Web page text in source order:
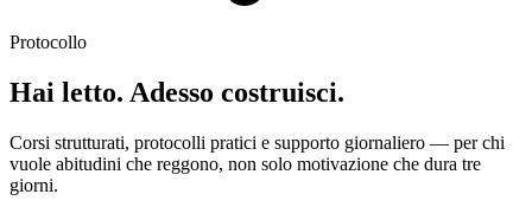
Protocollo
Hai letto. Adesso costruisci.
Corsi strutturati, protocolli pratici e supporto giornaliero — per chi
vuole abitudini che reggono, non solo motivazione che dura tre
giorni.